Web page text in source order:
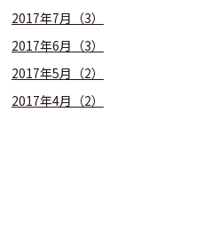
2017年7月（3）
2017年6月（3）
2017年5月（2）
2017年4月（2）